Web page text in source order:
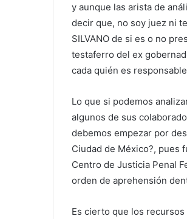
y aunque las arista de
decir que, no soy juez ni
SILVANO de si es o no
testaferro del ex
cada quién es
Lo que si podemos
algunos de sus
debemos empezar por
Ciudad de México?, pues
Centro de Justicia Penal
orden de aprehensión
Es cierto que los